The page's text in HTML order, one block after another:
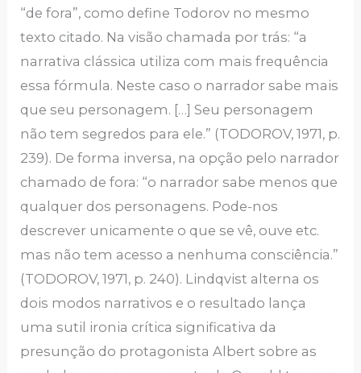
“de fora”, como define Todorov no mesmo
texto citado. Na visão chamada por trás: “a
narrativa clássica utiliza com mais frequência
essa fórmula. Neste caso o narrador sabe mais
que seu personagem. […] Seu personagem
não tem segredos para ele.” (TODOROV, 1971, p.
239). De forma inversa, na opção pelo narrador
chamado de fora: “o narrador sabe menos que
qualquer dos personagens. Pode-nos
descrever unicamente o que se vê, ouve etc.
mas não tem acesso a nenhuma consciência.”
(TODOROV, 1971, p. 240). Lindqvist alterna os
dois modos narrativos e o resultado lança
uma sutil ironia crítica significativa da
presunção do protagonista Albert sobre as